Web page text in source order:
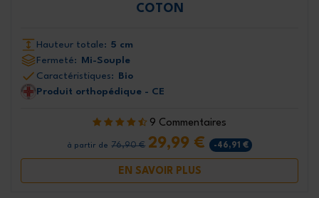
COTON
Hauteur totale: 5 cm
Fermeté: Mi-Souple
Caractéristiques: Bio
Produit orthopédique - CE
9 Commentaires
à partir de 76,90 € 29,99 € -46,91 €
EN SAVOIR PLUS